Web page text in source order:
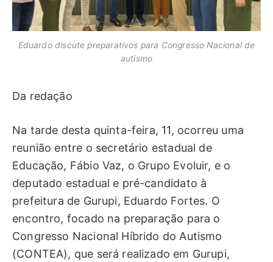
Eduardo discute preparativos para Congresso Nacional de
autismo
Da redação
Na tarde desta quinta-feira, 11, ocorreu uma
reunião entre o secretário estadual de
Educação, Fábio Vaz, o Grupo Evoluir, e o
deputado estadual e pré-candidato à
prefeitura de Gurupi, Eduardo Fortes. O
encontro, focado na preparação para o
Congresso Nacional Híbrido do Autismo
(CONTEA), que será realizado em Gurupi,